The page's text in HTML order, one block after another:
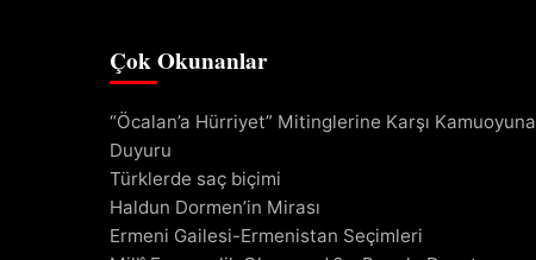
Çok Okunanlar
“Öcalan’a Hürriyet” Mitinglerine Karşı Kamuoyuna
Duyuru
Türklerde saç biçimi
Haldun Dormen’in Mirası
Ermeni Gailesi-Ermenistan Seçimleri